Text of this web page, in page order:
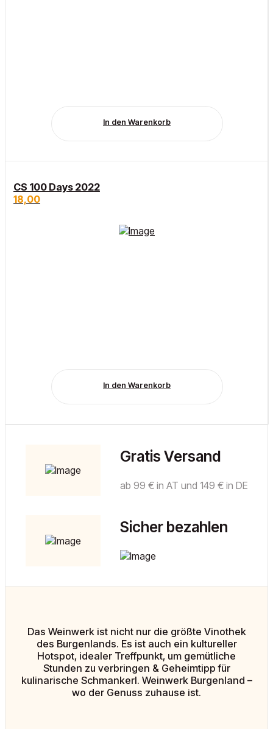
In den Warenkorb
CS 100 Days 2022
18,00
In den Warenkorb
Gratis Versand
ab 99 € in AT und 149 € in DE
Sicher bezahlen
Das Weinwerk ist nicht nur die größte Vinothek
des Burgenlands. Es ist auch ein kultureller
Hotspot, idealer Treffpunkt, um gemütliche
Stunden zu verbringen & Geheimtipp für
kulinarische Schmankerl. Weinwerk Burgenland –
wo der Genuss zuhause ist.